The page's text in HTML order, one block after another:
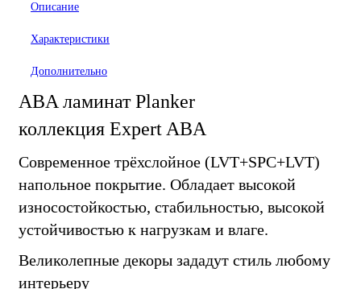
Описание
Характеристики
Дополнительно
ABA ламинат Planker
коллекция Expert ABA
Современное трёхслойное (LVT+SPC+LVT)
напольное покрытие. Обладает высокой
износостойкостью, стабильностью, высокой
устойчивостью к нагрузкам и влаге.
Великолепные декоры зададут стиль любому
интерьеру